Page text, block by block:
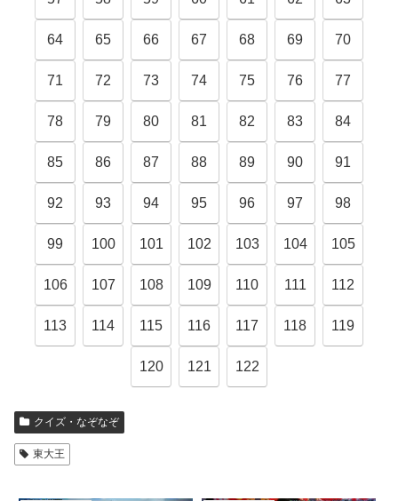
64 65 66 67 68 69 70
71 72 73 74 75 76 77
78 79 80 81 82 83 84
85 86 87 88 89 90 91
92 93 94 95 96 97 98
99 100 101 102 103 104 105
106 107 108 109 110 111 112
113 114 115 116 117 118 119
120 121 122
クイズ・なぞなぞ
東大王